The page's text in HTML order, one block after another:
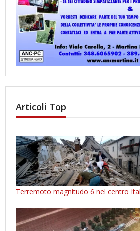
Articoli Top
Terremoto magnitudo 6 nel centro